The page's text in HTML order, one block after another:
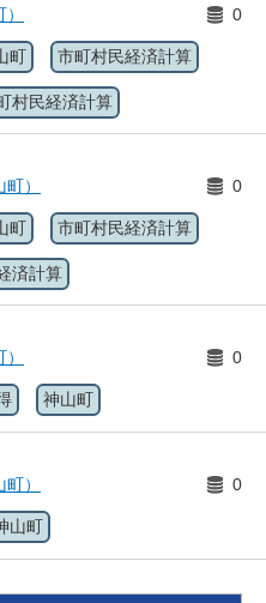
0
町 市町村民経済計算
村民経済計算
）
0
町 市町村民経済計算
済計算
0
神山町
）
0
山町